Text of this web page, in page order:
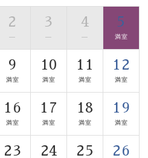
ご夕食時間 18:00〜）
によって異なりますので、
よって決まっておりますの
る場合がございますので、
、中止に伴う返金などもござ
2
—
3
—
4
—
5
満室
9
満室
10
満室
11
満室
12
満室
16
満室
17
満室
18
満室
19
満室
23 24 25 26